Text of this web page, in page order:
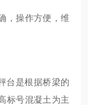
，操作方便，维
台是根据桥梁的
标号混凝土为主